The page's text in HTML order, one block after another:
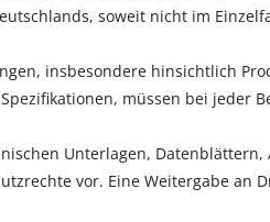
soweit nicht im
insbesondere hinsichtlich
müssen bei jeder
Unterlagen,
vor. Eine Weitergabe